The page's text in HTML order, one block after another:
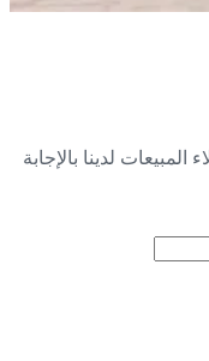
لدينا بالإجابة